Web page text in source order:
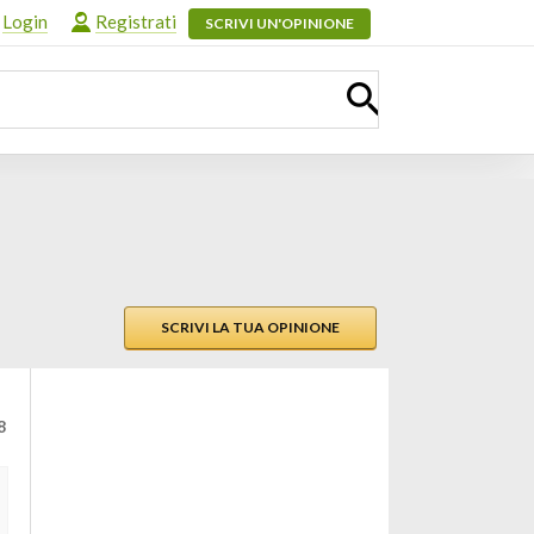
Login Registrati SCRIVI UN'OPINIONE
SCRIVI LA TUA OPINIONE